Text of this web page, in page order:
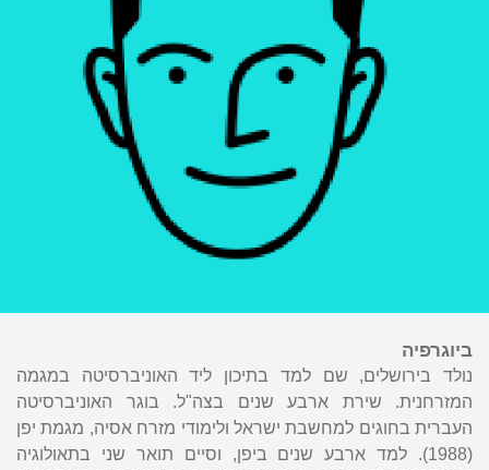
ביוגרפיה
נולד בירושלים, שם למד בתיכון ליד האוניברסיטה במגמה
המזרחנית. שירת ארבע שנים בצה"ל. בוגר האוניברסיטה
העברית בחוגים למחשבת ישראל ולימודי מזרח אסיה, מגמת יפן
(1988). למד ארבע שנים ביפן, וסיים תואר שני בתאולוגיה